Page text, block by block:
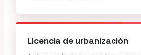
Licencia de urbanización